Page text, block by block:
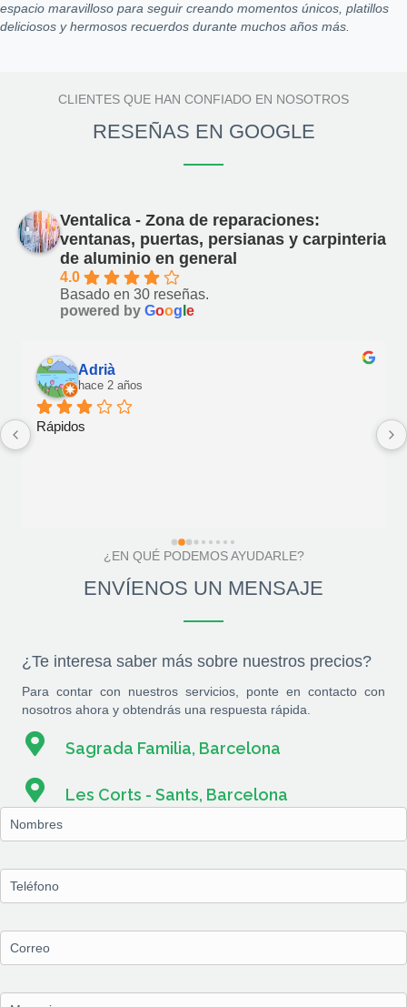
espacio maravilloso para seguir creando momentos únicos, platillos
deliciosos y hermosos recuerdos durante muchos años más.
CLIENTES QUE HAN CONFIADO EN NOSOTROS
RESEÑAS EN GOOGLE
Ventalica - Zona de reparaciones:
ventanas, puertas, persianas y carpinteria
de aluminio en general
4.0
Basado en 30 reseñas.
powered by Goog e
Local Guide
hace 2 años
Nunca contestan a los mensajes de WhatsApp, contaba
¿EN QUÉ PODEMOS AYUDARLE?
ENVÍENOS UN MENSAJE
¿Te interesa saber más sobre nuestros precios?
Para contar con nuestros servicios, ponte en contacto con
nosotros ahora y obtendrás una respuesta rápida.
Sagrada Familia, Barcelona
Les Corts - Sants, Barcelona